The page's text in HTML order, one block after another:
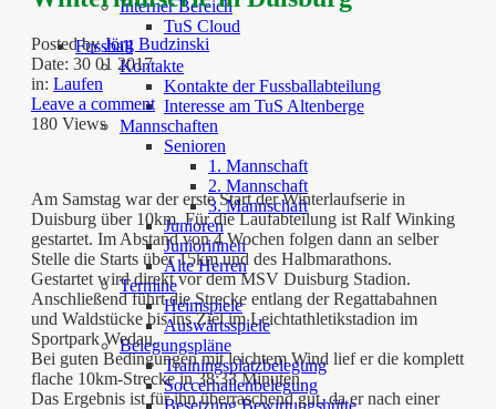
Interner Bereich
TuS Cloud
Fussball
Kontakte
Kontakte der Fussballabteilung
Interesse am TuS Altenberge
Mannschaften
Senioren
1. Mannschaft
2. Mannschaft
3. Mannschaft
Junioren
Juniorinnen
Alte Herren
Termine
Heimspiele
Auswärtsspiele
Belegungspläne
Trainingsplatzbelegung
Soccerhallenbelegung
Besetzung Bewirtungshütte
Posted byJörg Budzinski
Date: 30 01 2017
in: Laufen
Leave a comment
180 Views
Am Samstag war der erste Start der Winterlaufserie in
Duisburg über 10km. Für die Laufabteilung ist Ralf Winking
gestartet. Im Abstand von 4 Wochen folgen dann an selber
Stelle die Starts über 15km und des Halbmarathons.
Gestartet wird direkt vor dem MSV Duisburg Stadion.
Anschließend führt die Strecke entlang der Regattabahnen
und Waldstücke bis ins Ziel im Leichtathletikstadion im
Sportpark Wedau.
Bei guten Bedingungen mit leichtem Wind lief er die komplett
flache 10km-Strecke in 38:33 Minuten.
Das Ergebnis ist für ihn überraschend gut, da er nach einer